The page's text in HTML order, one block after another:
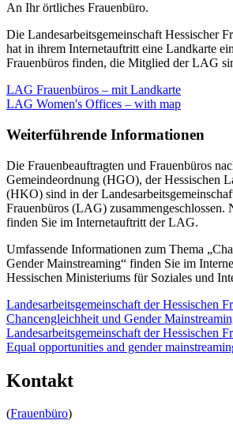
An Ihr örtliches Frauenbüro.
Die Landesarbeitsgemeinschaft Hessischer
hat in ihrem Internetauftritt eine Landkarte
Frauenbüros finden, die Mitglied der LAG
LAG Frauenbüros – mit Landkarte
LAG Women's Offices – with map
Weiterführende Informationen
Die Frauenbeauftragten und Frauenbüros
Gemeindeordnung (HGO), der Hessischen
(HKO) sind in der
Frauenbüros (LAG) zusammengeschlossen.
finden Sie im Internetauftritt der LAG.
Umfassende Informationen zum Thema
Gender Mainstreaming“ finden Sie im
Hessischen Ministeriums für Soziales und
Landesarbeitsgemeinschaft der Hessischen
Chancengleichheit und Gender
Landesarbeitsgemeinschaft der Hessischen
Equal opportunities and gender
Kontakt
(Frauenbüro)